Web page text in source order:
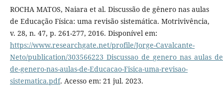
ROCHA MATOS, Naiara et al. Discussão de gênero nas aulas
de Educação Física: uma revisão sistemática. Motrivivência,
v. 28, n. 47, p. 261-277, 2016. Disponível em:
https://www.researchgate.net/profile/Jorge-Cavalcante-
Neto/publication/
de-genero-nas-aulas-de-Educacao-Fisica-uma-revisao-
sistematica.pdf. Acesso em: 21 jul. 2023.